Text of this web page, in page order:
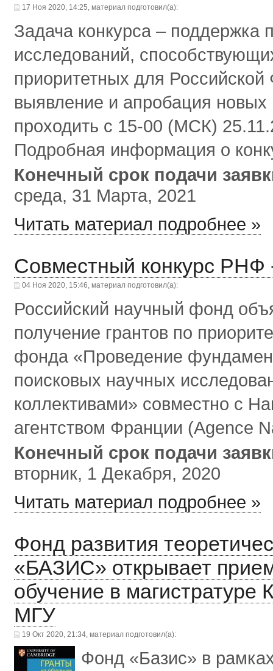
17 Ноя 2020, 14:25, материал подготовил(а):
Задача конкурса –
исследований,
приоритетных для
выявление и апробация
проходить с 15-00 (МСК)
Подробная информация о
Конечный срок подачи
среда, 31 Марта, 2021
Читать материал подробнее »
Совместный конкурс РНФ
04 Ноя 2020, 15:46, материал подготовил(а):
Российский научный фонд
получение грантов по
фонда «Проведение
поисковых научных
коллективами» совместно с
агентством Франции (Agence
Конечный срок подачи
вторник, 1 Декабря, 2020
Читать материал подробнее »
Фонд развития
«БАЗИС» открывает
обучение в
МГУ
19 Окт 2020, 21:34, материал подготовил(а):
Фонд «Базис» в